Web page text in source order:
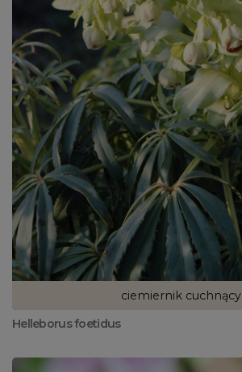
ciemiernik cuchnący
Helleborus foetidus